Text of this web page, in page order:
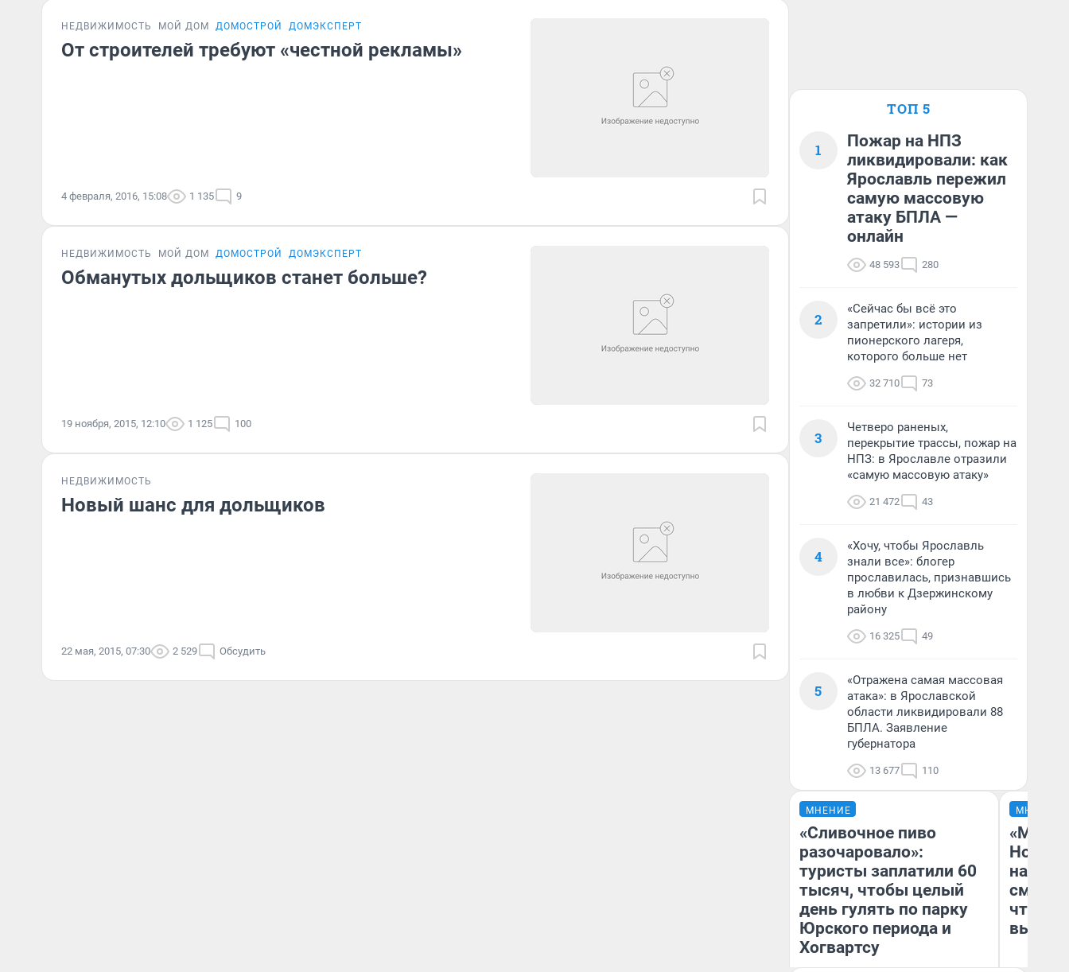
НЕДВИЖИМОСТЬ МОЙ ДОМ ДОМОСТРОЙ ДОМЭКСПЕРТ
От строителей требуют «честной рекламы»
4 февраля, 2016, 15:08 1 135 9
НЕДВИЖИМОСТЬ МОЙ ДОМ ДОМОСТРОЙ ДОМЭКСПЕРТ
Обманутых дольщиков станет больше?
19 ноября, 2015, 12:10 1 125 100
НЕДВИЖИМОСТЬ
Новый шанс для дольщиков
22 мая, 2015, 07:30 2 529 Обсудить
ТОП 5
1
Пожар на НПЗ
ликвидировали: как
Ярославль пережил
самую массовую
атаку БПЛА —
онлайн
48 593 280
2
«Сейчас бы всё это
запретили»: истории из
пионерского лагеря,
которого больше нет
32 710 73
3
Четверо раненых,
перекрытие трассы, пожар на
НПЗ: в Ярославле отразили
«самую массовую атаку»
21 472 43
4
«Хочу, чтобы Ярославль
знали все»: блогер
прославилась, признавшись
в любви к Дзержинскому
району
16 325 49
5
«Отражена самая массовая
атака»: в Ярославской
области ликвидировали 88
БПЛА. Заявление
губернатора
13 677 110
МНЕНИЕ
«Сливочное пиво
разочаровало»:
туристы заплатили 60
тысяч, чтобы целый
день гулять по парку
Юрского периода и
Хогвартсу
МНЕНИЕ
«Мы
чтобы